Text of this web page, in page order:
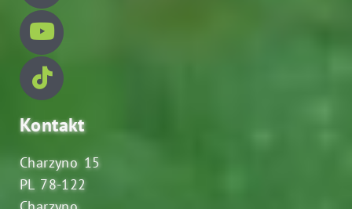
Kontakt
Charzyno 15
PL 78-122